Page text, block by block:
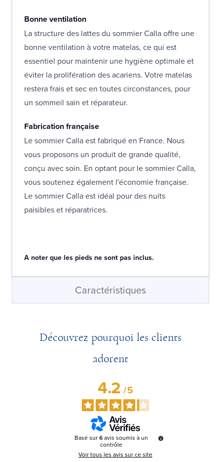
Bonne ventilation
La structure des lattes du sommier Calla offre une
bonne ventilation à votre matelas, ce qui est
essentiel pour maintenir une hygiène optimale et
éviter la prolifération des acariens. Votre matelas
restera frais et sec en toutes circonstances, pour
un sommeil sain et réparateur.
Fabrication française
Le sommier Calla est fabriqué en France. Nous
vous proposons un produit de grande qualité,
conçu avec soin. En optant pour le sommier Calla,
vous soutenez également l'économie française.
Le sommier Calla est idéal pour des nuits
paisibles et réparatrices.
A noter que les pieds ne sont pas inclus.
Caractéristiques
Découvrez pourquoi les clients
adorent
4.2/5
Basé sur6 avis soumis à un
contrôle
Voir tous les avis sur ce site